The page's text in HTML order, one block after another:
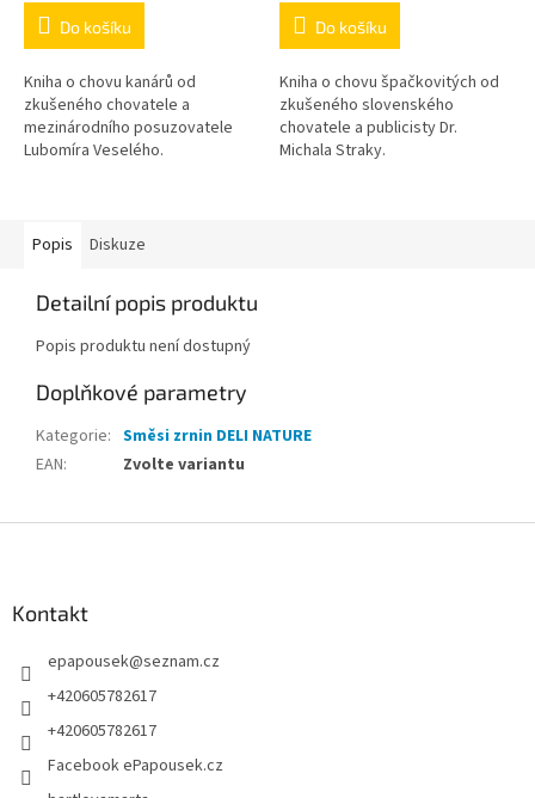
Do košíku
Kniha o chovu kanárů od
zkušeného chovatele a
mezinárodního posuzovatele
Lubomíra Veselého.
Do košíku
Kniha o chovu špačkovitých od
zkušeného slovenského
chovatele a publicisty Dr.
Michala Straky.
Popis Diskuze
Detailní popis produktu
Popis produktu není dostupný
Doplňkové parametry
Kategorie: Směsi zrnin DELI NATURE
EAN: Zvolte variantu
Kontakt
epapousek@seznam.cz
+420605782617
+420605782617
Facebook ePapousek.cz